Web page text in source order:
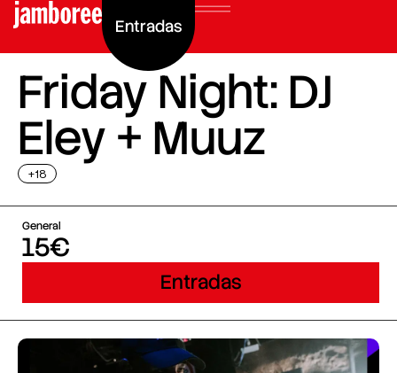
Entradas
Friday Night: DJ
Eley + Muuz
+18
General
15€
Entradas